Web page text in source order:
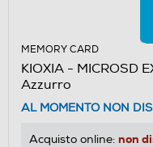
MEMORY CARD
KIOXIA - MICROSD
Azzurro
AL MOMENTO NON
Acquisto online: non